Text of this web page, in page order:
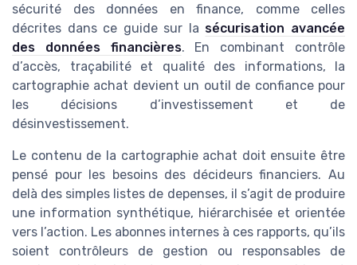
sécurité des données en finance, comme celles
décrites dans ce guide sur la sécurisation avancée
des données financières. En combinant contrôle
d’accès, traçabilité et qualité des informations, la
cartographie achat devient un outil de confiance pour
les décisions d’investissement et de
désinvestissement.
Le contenu de la cartographie achat doit ensuite être
pensé pour les besoins des décideurs financiers. Au
delà des simples listes de depenses, il s’agit de produire
une information synthétique, hiérarchisée et orientée
vers l’action. Les abonnes internes à ces rapports, qu’ils
soient contrôleurs de gestion ou responsables de